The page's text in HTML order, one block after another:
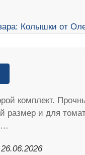
комплект.
размер и для
…